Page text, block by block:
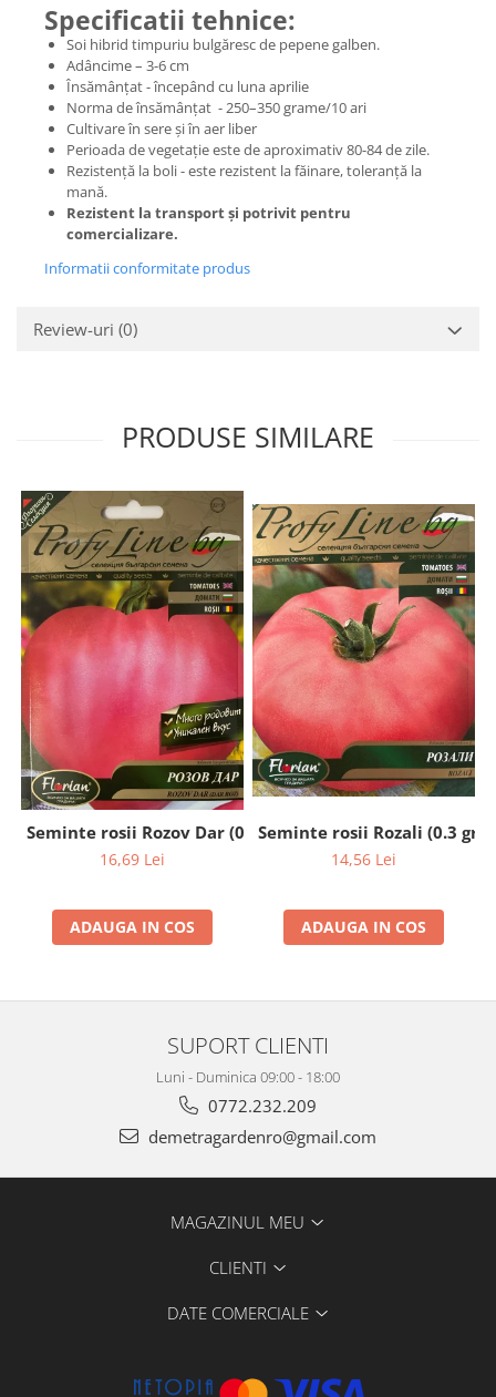
Specificatii tehnice:
Soi hibrid timpuriu bulgăresc de pepene galben.
Adâncime – 3-6 cm
Însămânțat - începând cu luna aprilie
Norma de însămânțat - 250–350 grame/10 ari
Cultivare în sere și în aer liber
Perioada de vegetație este de aproximativ 80-84 de zile.
Rezistență la boli - este rezistent la făinare, toleranță la
mană.
Rezistent la transport și potrivit pentru
comercializare.
Informatii conformitate produs
Review-uri (0)
PRODUSE SIMILARE
Seminte rosii Rozov Dar (0.2 gr)
16,69 Lei
ADAUGA IN COS
Seminte rosii Rozali (0.3 gr)
14,56 Lei
ADAUGA IN COS
SUPORT CLIENTI
Luni - Duminica 09:00 - 18:00
0772.232.209
demetragardenro@gmail.com
MAGAZINUL MEU
CLIENTI
DATE COMERCIALE